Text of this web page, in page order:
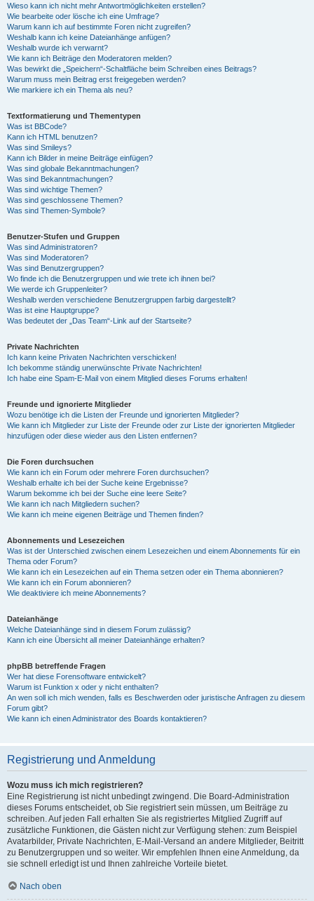
Wieso kann ich nicht mehr Antwortmöglichkeiten erstellen?
Wie bearbeite oder lösche ich eine Umfrage?
Warum kann ich auf bestimmte Foren nicht zugreifen?
Weshalb kann ich keine Dateianhänge anfügen?
Weshalb wurde ich verwarnt?
Wie kann ich Beiträge den Moderatoren melden?
Was bewirkt die „Speichern“-Schaltfläche beim Schreiben eines Beitrags?
Warum muss mein Beitrag erst freigegeben werden?
Wie markiere ich ein Thema als neu?
Textformatierung und Thementypen
Was ist BBCode?
Kann ich HTML benutzen?
Was sind Smileys?
Kann ich Bilder in meine Beiträge einfügen?
Was sind globale Bekanntmachungen?
Was sind Bekanntmachungen?
Was sind wichtige Themen?
Was sind geschlossene Themen?
Was sind Themen-Symbole?
Benutzer-Stufen und Gruppen
Was sind Administratoren?
Was sind Moderatoren?
Was sind Benutzergruppen?
Wo finde ich die Benutzergruppen und wie trete ich ihnen bei?
Wie werde ich Gruppenleiter?
Weshalb werden verschiedene Benutzergruppen farbig dargestellt?
Was ist eine Hauptgruppe?
Was bedeutet der „Das Team“-Link auf der Startseite?
Private Nachrichten
Ich kann keine Privaten Nachrichten verschicken!
Ich bekomme ständig unerwünschte Private Nachrichten!
Ich habe eine Spam-E-Mail von einem Mitglied dieses Forums erhalten!
Freunde und ignorierte Mitglieder
Wozu benötige ich die Listen der Freunde und ignorierten Mitglieder?
Wie kann ich Mitglieder zur Liste der Freunde oder zur Liste der ignorierten Mitglieder
hinzufügen oder diese wieder aus den Listen entfernen?
Die Foren durchsuchen
Wie kann ich ein Forum oder mehrere Foren durchsuchen?
Weshalb erhalte ich bei der Suche keine Ergebnisse?
Warum bekomme ich bei der Suche eine leere Seite?
Wie kann ich nach Mitgliedern suchen?
Wie kann ich meine eigenen Beiträge und Themen finden?
Abonnements und Lesezeichen
Was ist der Unterschied zwischen einem Lesezeichen und einem Abonnements für ein
Thema oder Forum?
Wie kann ich ein Lesezeichen auf ein Thema setzen oder ein Thema abonnieren?
Wie kann ich ein Forum abonnieren?
Wie deaktiviere ich meine Abonnements?
Dateianhänge
Welche Dateianhänge sind in diesem Forum zulässig?
Kann ich eine Übersicht all meiner Dateianhänge erhalten?
phpBB betreffende Fragen
Wer hat diese Forensoftware entwickelt?
Warum ist Funktion x oder y nicht enthalten?
An wen soll ich mich wenden, falls es Beschwerden oder juristische Anfragen zu diesem
Forum gibt?
Wie kann ich einen Administrator des Boards kontaktieren?
Registrierung und Anmeldung
Wozu muss ich mich registrieren?
Eine Registrierung ist nicht unbedingt zwingend. Die Board-Administration
dieses Forums entscheidet, ob Sie registriert sein müssen, um Beiträge zu
schreiben. Auf jeden Fall erhalten Sie als registriertes Mitglied Zugriff auf
zusätzliche Funktionen, die Gästen nicht zur Verfügung stehen: zum Beispiel
Avatarbilder, Private Nachrichten, E-Mail-Versand an andere Mitglieder, Beitritt
zu Benutzergruppen und so weiter. Wir empfehlen Ihnen eine Anmeldung, da
sie schnell erledigt ist und Ihnen zahlreiche Vorteile bietet.
Nach oben